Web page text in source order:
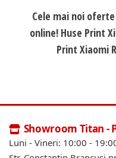
Cele mai noi
online! Huse Print
Print Xiaomi
Showroom Titan -
Luni - Vineri: 10:00 -